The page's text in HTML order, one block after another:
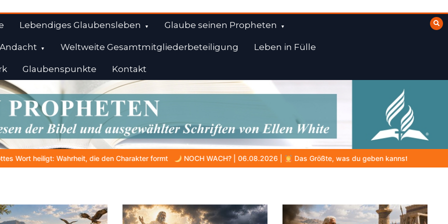
Lebendiges Glaubensleben Glaube seinen Propheten
Andacht Weltweite Gesamtmitgliederbeteiligung Leben in Fülle
Glaubenspunkte Kontakt
den Charakter formt NOCH WACH? | 06.08.2026 | Das Größte, was du geben kannst VON BABYLON ZUM EWIGEN